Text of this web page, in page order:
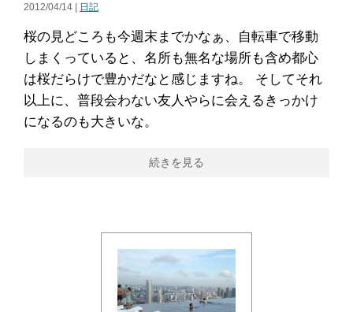
2012/04/14 | 日記
桜の見どころも今週末までかなぁ、自転車で移動
しまくっていると、名所も無名な場所も含め都心
は桜だらけで豊かだなと感じますね。 そしてそれ
以上に、普段会わない友人やらに会えるきっかけ
になるのも大きいな。
続きを見る